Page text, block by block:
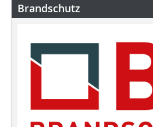
Brandschutz